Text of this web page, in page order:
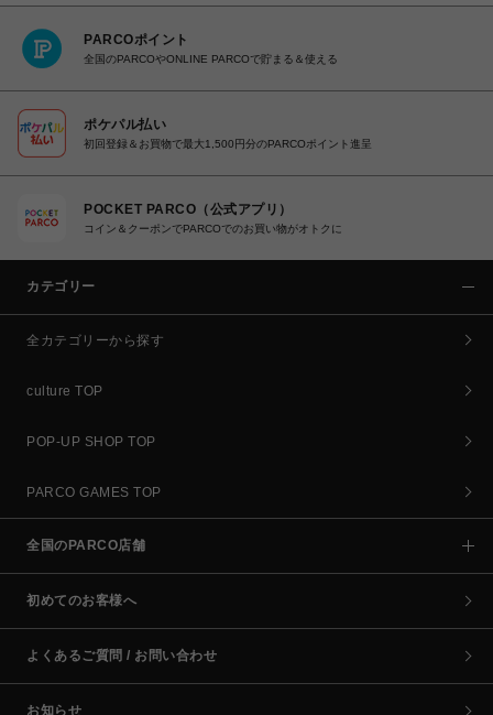
PARCOポイント
全国のPARCOやONLINE PARCOで貯まる＆使える
ポケパル払い
初回登録＆お買物で最大1,500円分のPARCOポイント進呈
POCKET PARCO（公式アプリ）
コイン＆クーポンでPARCOでのお買い物がオトクに
カテゴリー
全カテゴリーから探す
culture TOP
POP-UP SHOP TOP
PARCO GAMES TOP
全国のPARCO店舗
初めてのお客様へ
よくあるご質問 / お問い合わせ
お知らせ